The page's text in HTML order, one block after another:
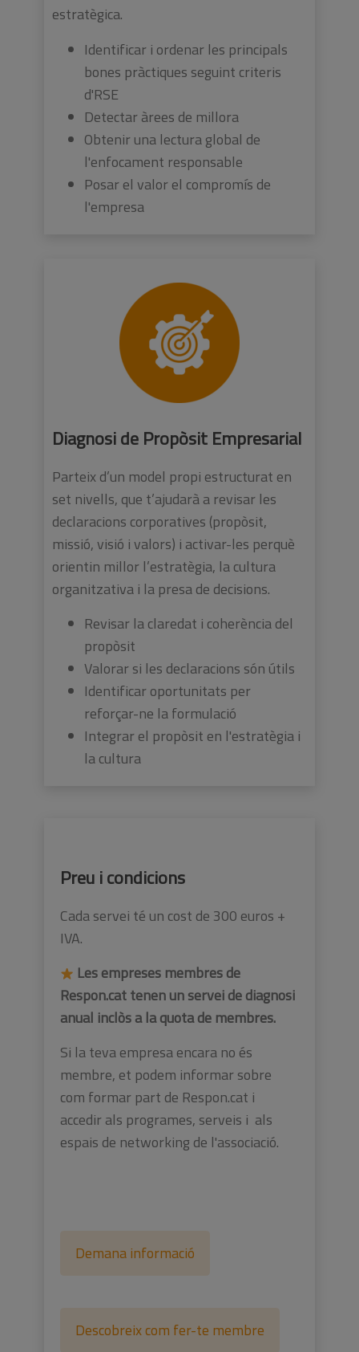
estratègica.
Identificar i ordenar les principals
bones pràctiques seguint criteris
d'RSE
Detectar àrees de millora
Obtenir una lectura global de
l'enfocament responsable
Posar el valor el compromís de
l'empresa
Diagnosi de Propòsit Empresarial
Parteix d’un model propi estructurat en
set nivells, que t’ajudarà a revisar les
declaracions corporatives (propòsit,
missió, visió i valors) i activar-les perquè
orientin millor l’estratègia, la cultura
organitzativa i la presa de decisions.
Revisar la claredat i coherència del
propòsit
Valorar si les declaracions són útils
Identificar oportunitats per
reforçar-ne la formulació
Integrar el propòsit en l'estratègia i
la cultura
Preu i condicions
Cada servei té un cost de 300 euros +
IVA.
Les empreses membres de
Respon.cat tenen un servei de diagnosi
anual inclòs a la quota de membres.
Si la teva empresa encara no és
membre, et podem informar sobre
com formar part de Respon.cat i
accedir als programes, serveis i als
espais de networking de l'associació.
Demana informació
Descobreix com fer-te membre